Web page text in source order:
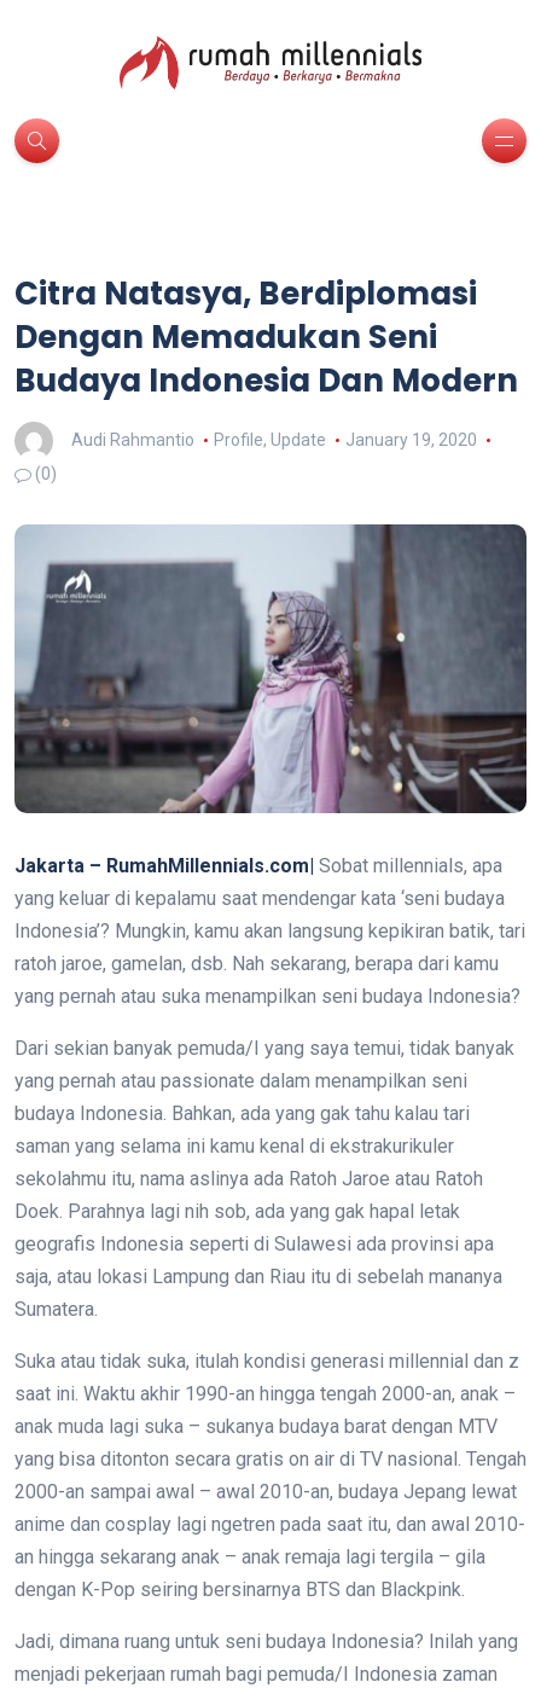
Citra Natasya, Berdiplomasi
Dengan Memadukan Seni
Budaya Indonesia Dan Modern
Audi Rahmantio Profile, Update
January 19, 2020
(0)
Jakarta – RumahMillennials.com| Sobat millennials, apa
yang keluar di kepalamu saat mendengar kata ‘seni budaya
Indonesia’? Mungkin, kamu akan langsung kepikiran batik, tari
ratoh jaroe, gamelan, dsb. Nah sekarang, berapa dari kamu
yang pernah atau suka menampilkan seni budaya Indonesia?
Dari sekian banyak pemuda/I yang saya temui, tidak banyak
yang pernah atau passionate dalam menampilkan seni
budaya Indonesia. Bahkan, ada yang gak tahu kalau tari
saman yang selama ini kamu kenal di ekstrakurikuler
sekolahmu itu, nama aslinya ada Ratoh Jaroe atau Ratoh
Doek. Parahnya lagi nih sob, ada yang gak hapal letak
geografis Indonesia seperti di Sulawesi ada provinsi apa
saja, atau lokasi Lampung dan Riau itu di sebelah mananya
Sumatera.
Suka atau tidak suka, itulah kondisi generasi millennial dan z
saat ini. Waktu akhir 1990-an hingga tengah 2000-an, anak –
anak muda lagi suka – sukanya budaya barat dengan MTV
yang bisa ditonton secara gratis on air di TV nasional. Tengah
2000-an sampai awal – awal 2010-an, budaya Jepang lewat
anime dan cosplay lagi ngetren pada saat itu, dan awal 2010-
an hingga sekarang anak – anak remaja lagi tergila – gila
dengan K-Pop seiring bersinarnya BTS dan Blackpink.
Jadi, dimana ruang untuk seni budaya Indonesia? Inilah yang
menjadi pekerjaan rumah bagi pemuda/I Indonesia zaman